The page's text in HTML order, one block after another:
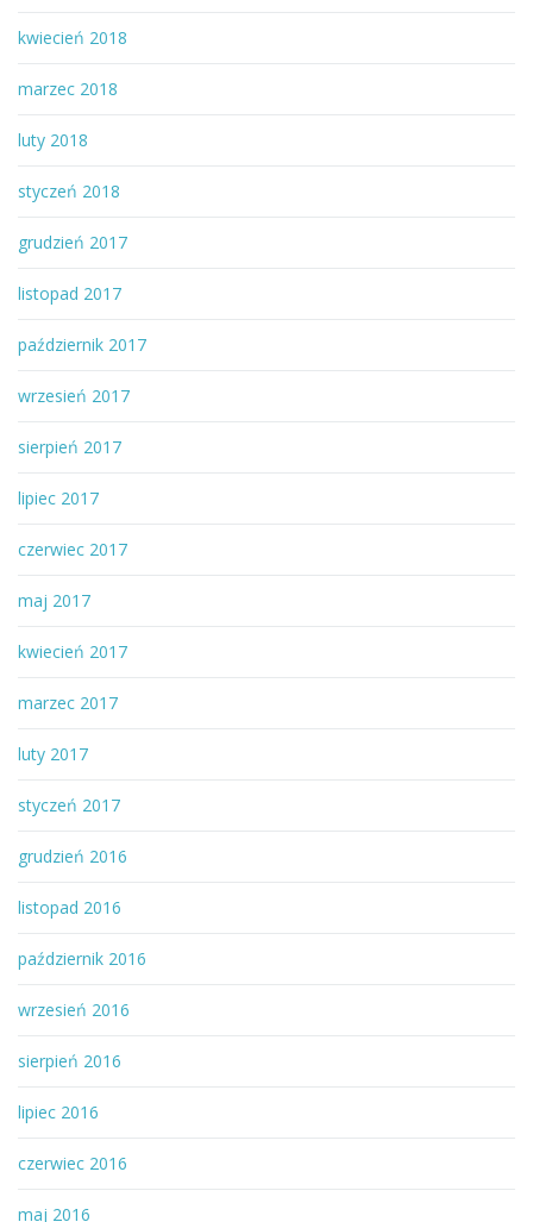
kwiecień 2018
marzec 2018
luty 2018
styczeń 2018
grudzień 2017
listopad 2017
październik 2017
wrzesień 2017
sierpień 2017
lipiec 2017
czerwiec 2017
maj 2017
kwiecień 2017
marzec 2017
luty 2017
styczeń 2017
grudzień 2016
listopad 2016
październik 2016
wrzesień 2016
sierpień 2016
lipiec 2016
czerwiec 2016
maj 2016